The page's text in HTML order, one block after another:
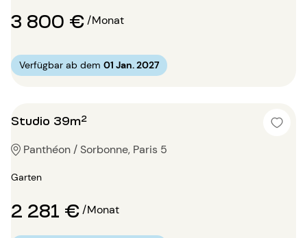
3 800 €/Monat
Verfügbar ab dem 01 Jan. 2027
Studio 39m²
Panthéon / Sorbonne, Paris 5
Garten
2 281 €/Monat